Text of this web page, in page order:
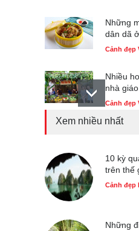
Những
dân dã
Cảnh đẹp
Nhiều
nhà
Cảnh đẹp
thực Italy
Cảnh đẹp
Cảnh đẹp
Xem nhiều nhất
10 kỳ
trên thế
Cảnh đẹp
Những